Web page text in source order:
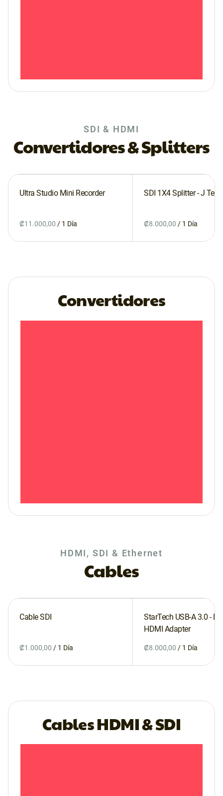
SDI & HDMI
Convertidores & Splitters
Ultra Studio Mini Recorder
/
SDI 1X4 Splitter - J
/
Convertidores
HDMI, SDI & Ethernet
Cables
Cable SDI
/
StarTech USB-A 3.0 -
HDMI Adapter
/
Cables HDMI & SDI